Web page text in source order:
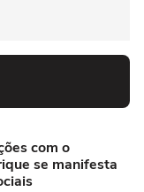
com o
se manifesta